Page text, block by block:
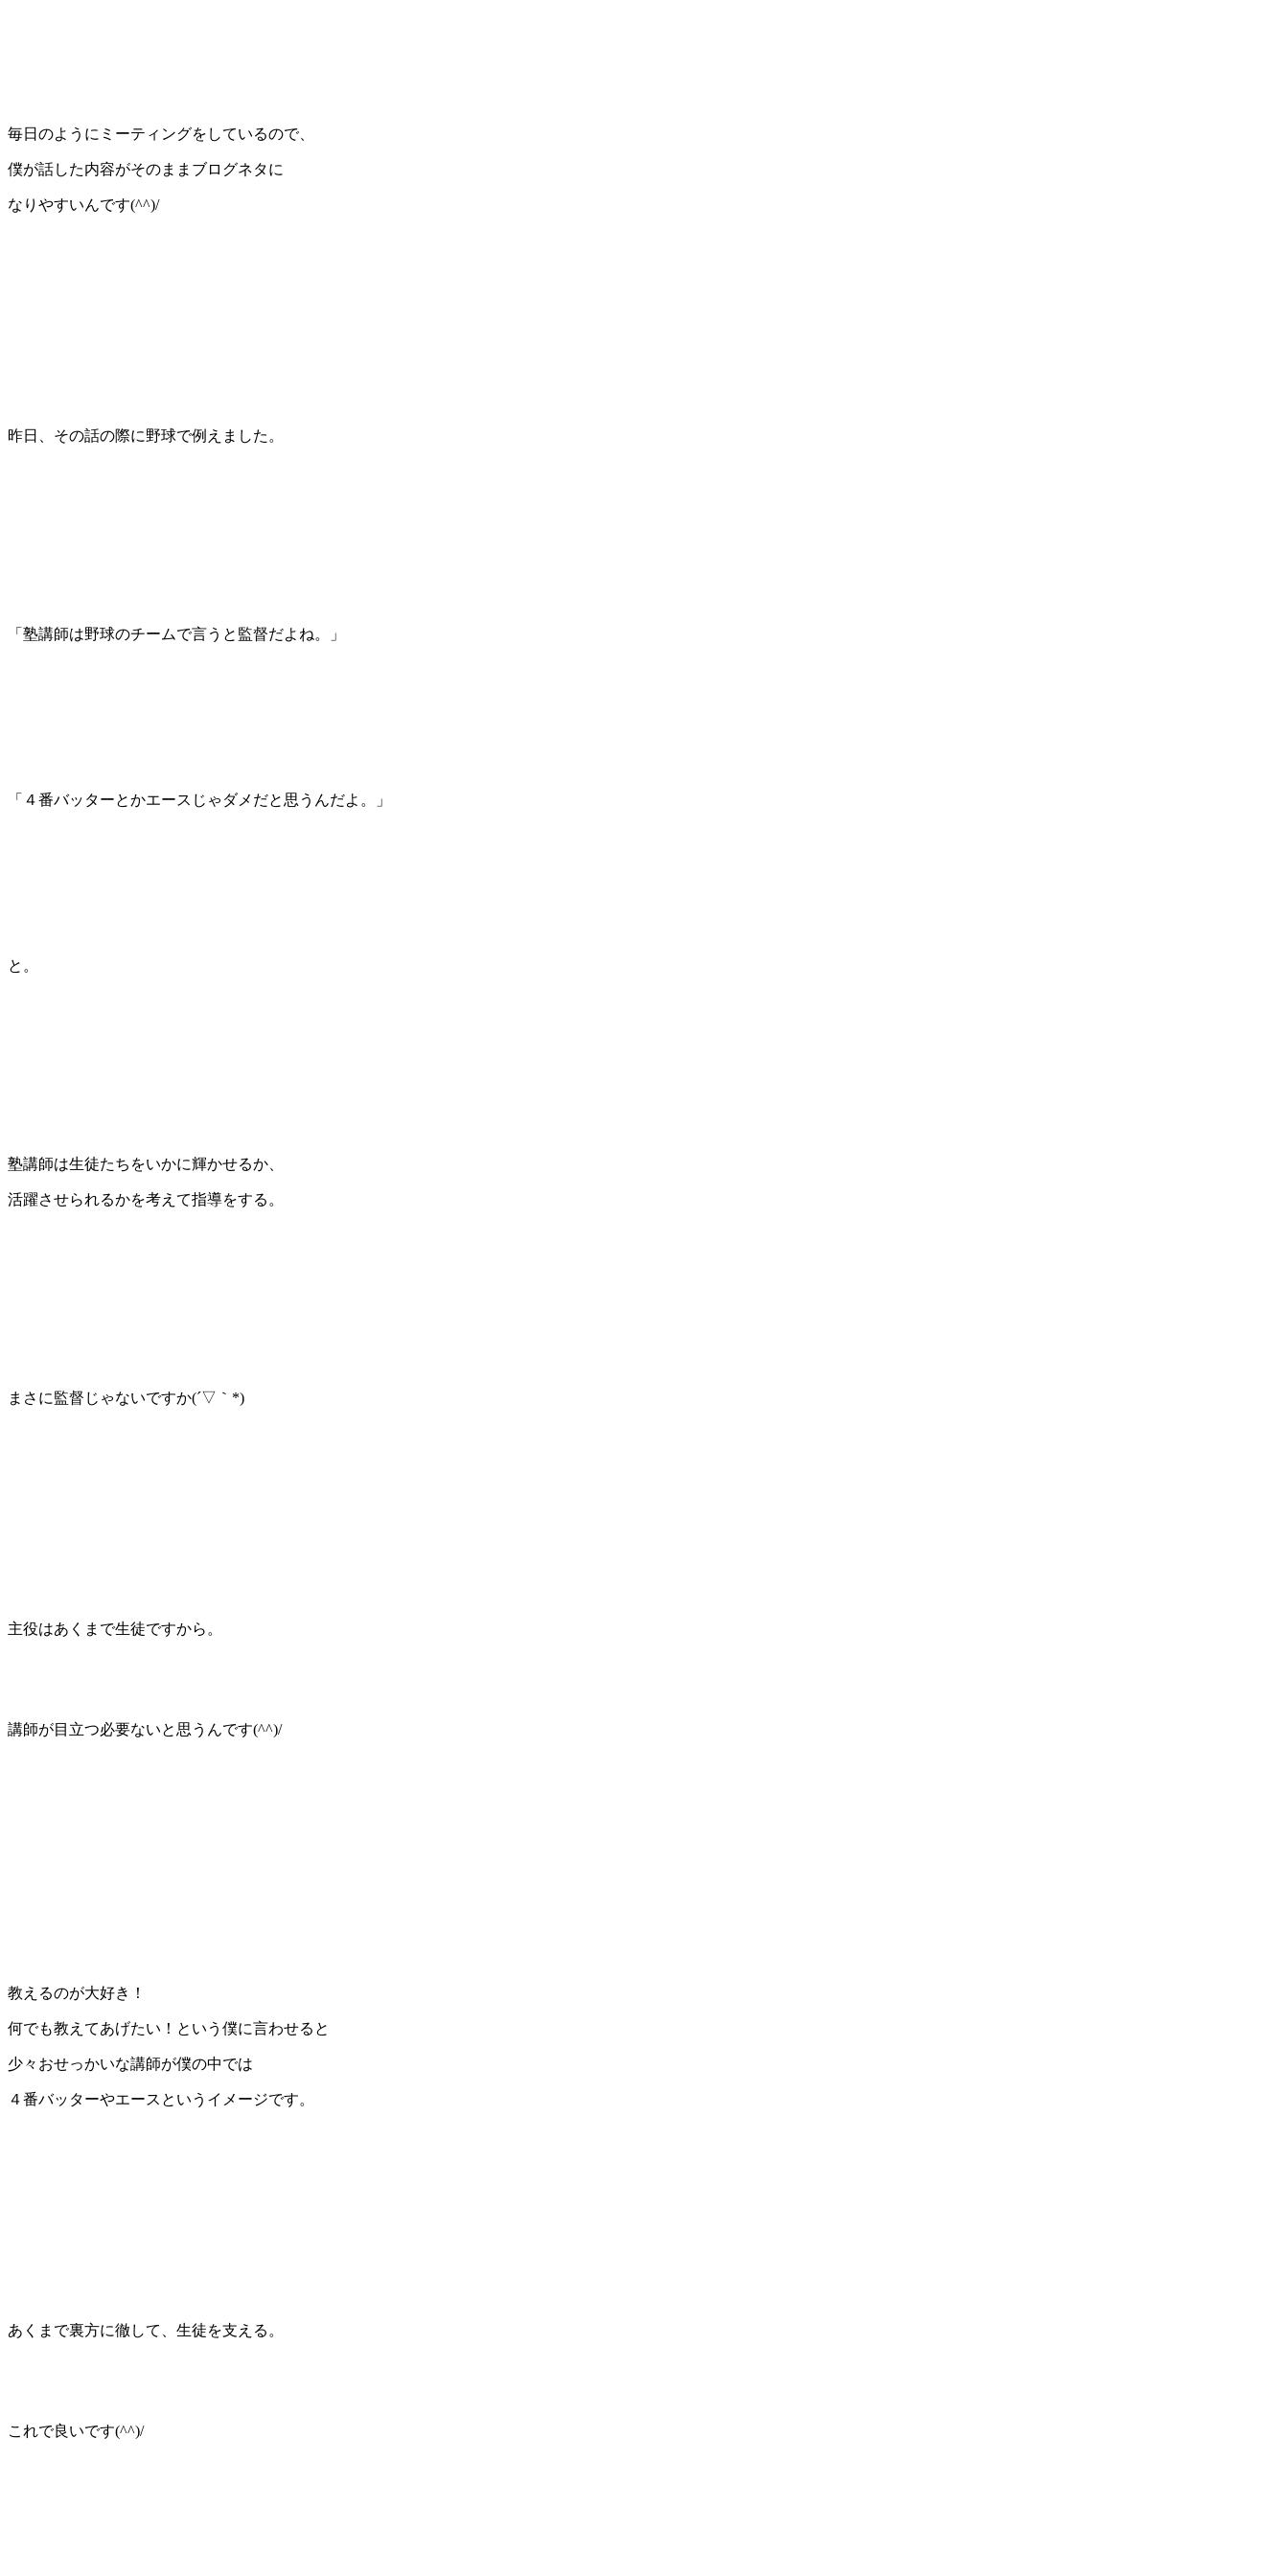
毎日のようにミーティングをしているので、
僕が話した内容がそのままブログネタに
なりやすいんです(^^)/
昨日、その話の際に野球で例えました。
「塾講師は野球のチームで言うと監督だよね。」
「４番バッターとかエースじゃダメだと思うんだよ。」
と。
塾講師は生徒たちをいかに輝かせるか、
活躍させられるかを考えて指導をする。
まさに監督じゃないですか(´▽｀*)
主役はあくまで生徒ですから。
講師が目立つ必要ないと思うんです(^^)/
教えるのが大好き！
何でも教えてあげたい！という僕に言わせると
少々おせっかいな講師が僕の中では
４番バッターやエースというイメージです。
あくまで裏方に徹して、生徒を支える。
これで良いです(^^)/